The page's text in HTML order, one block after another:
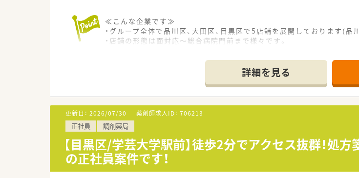
≪こんな企業です≫
・グループ全体で品川区、大田区、目黒区で5店舗を展開しております(品
・店舗の形態は面対応～総合病院門前まで様々です。
・年齢層は30～60代まで幅広く、定着率がよく10年以上勤務していら
・ノルマ等は一切なく、人員配置も比較的手厚いため無理なく働ける環境
・現在は居宅で70名、施設2件を対応しておりますが、
今後はより一層在宅に力をいれていこうという会社方針です。
詳細を見る
更新日： 2026/07/30 薬剤師求人ID： 706213
正社員 調剤薬局
【目黒区/学芸大学駅前】徒歩2分でアクセス抜群！処
の正社員案件です！